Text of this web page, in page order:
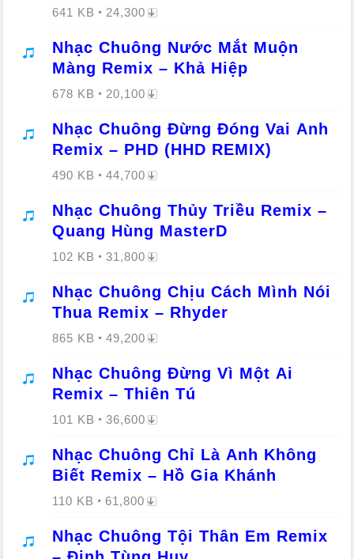
641 KB 24,300
Nhạc Chuông Nước Mắt Muộn
Màng Remix – Khả Hiệp
678 KB 20,100
Nhạc Chuông Đừng Đóng Vai Anh
Remix – PHD (HHD REMIX)
490 KB 44,700
Nhạc Chuông Thủy Triều Remix –
Quang Hùng MasterD
102 KB 31,800
Nhạc Chuông Chịu Cách Mình Nói
Thua Remix – Rhyder
865 KB 49,200
Nhạc Chuông Đừng Vì Một Ai
Remix – Thiên Tú
101 KB 36,600
Nhạc Chuông Chỉ Là Anh Không
Biết Remix – Hồ Gia Khánh
110 KB 61,800
Nhạc Chuông Tội Thân Em Remix